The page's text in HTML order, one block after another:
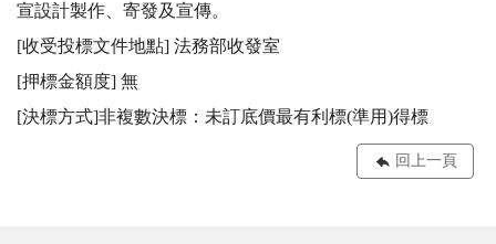
宣設計製作、寄發及宣傳。
[收受投標文件地點] 法務部收發室
[押標金額度] 無
[決標方式]非複數決標：未訂底價最有利標(準用)得標
回上一頁